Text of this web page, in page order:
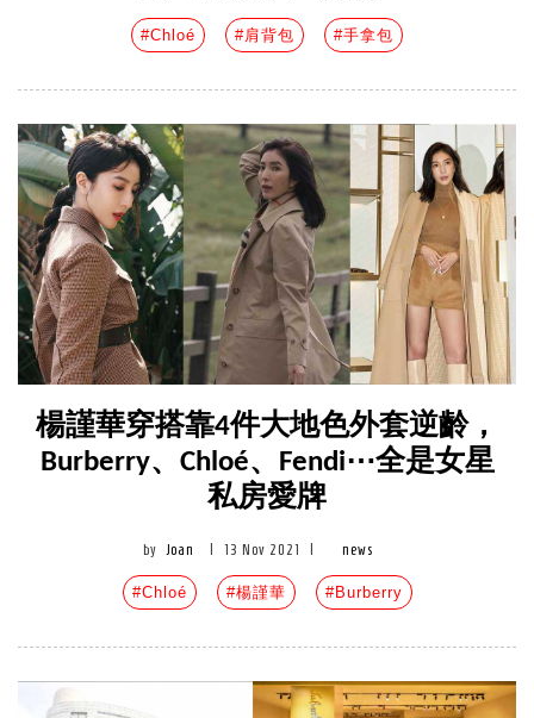
#Chloé #肩背包 #手拿包
楊謹華穿搭靠4件大地色外套逆齡，
Burberry、Chloé、Fendi⋯全是女星
私房愛牌
by Joan 13 Nov 2021 news
#Chloé #楊謹華 #Burberry